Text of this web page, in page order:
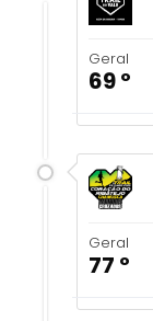
Geral
69 º
Geral
77 º